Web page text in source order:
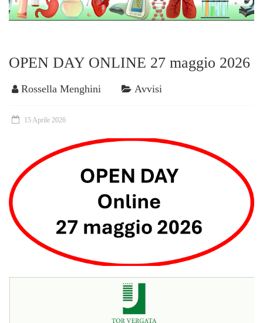
OPEN DAY ONLINE 27 maggio 2026
Rossella Menghini Avvisi
15 Aprile 2026